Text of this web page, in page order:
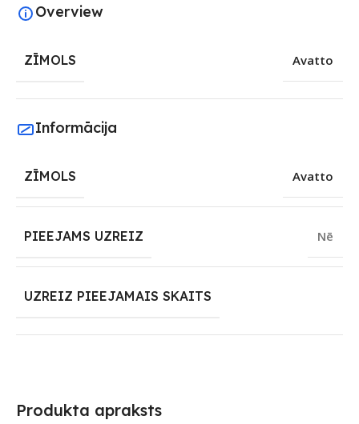
Produkta apraksts
Overview
ZĪMOLS Avatto
Informācija
ZĪMOLS Avatto
PIEEJAMS UZREIZ Nē
UZREIZ PIEEJAMAIS SKAITS